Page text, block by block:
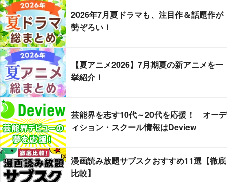
2026年7月夏ドラマも、注目作＆話題作が
勢ぞろい！
【夏アニメ2026】7月期夏の新アニメを一
挙紹介！
芸能界を志す10代～20代を応援！ オーデ
ィション・スクール情報はDeview
漫画読み放題サブスクおすすめ11選【徹底
比較】